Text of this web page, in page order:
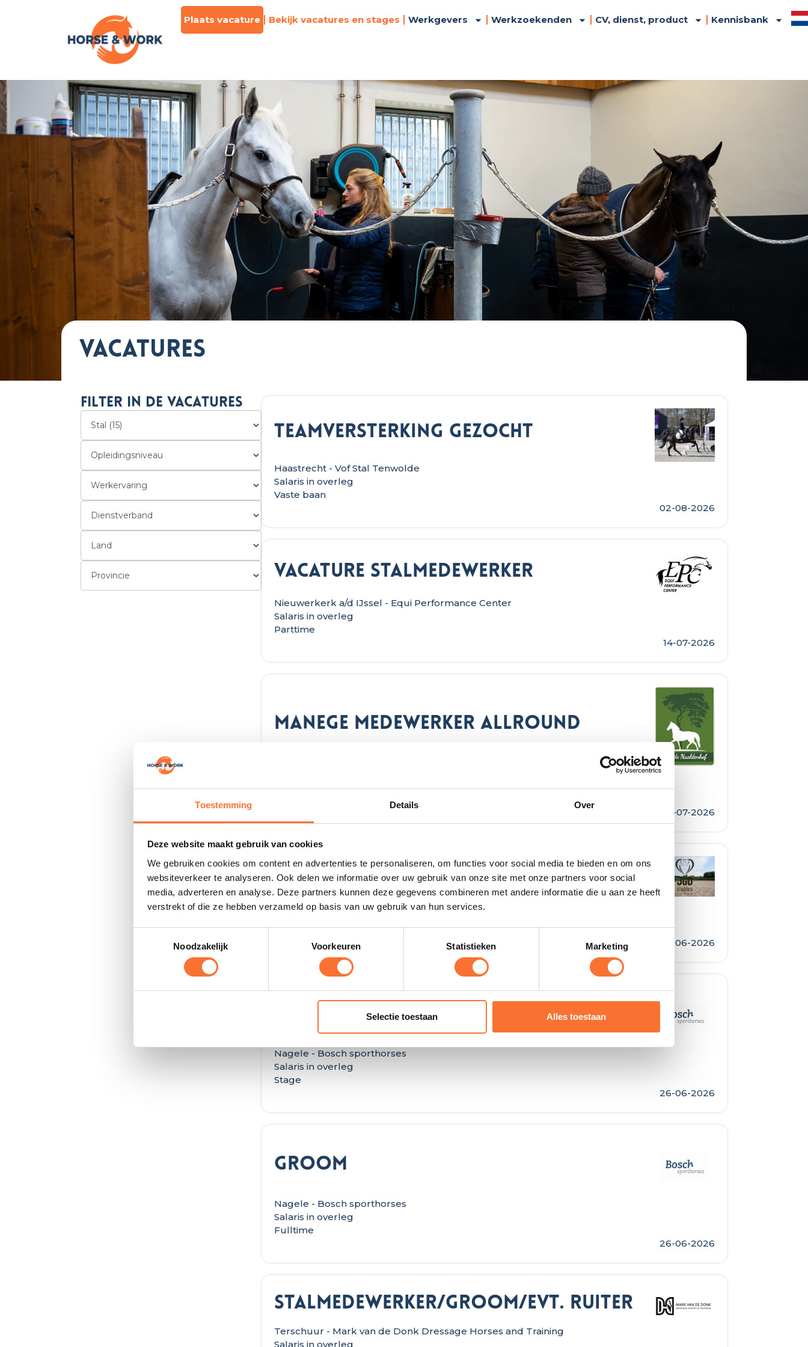
Toestemming Details Over
Deze website maakt gebruik van cookies
We gebruiken cookies om content en advertenties te personaliseren, om functies voor social media te bieden en om ons
websiteverkeer te analyseren. Ook delen we informatie over uw gebruik van onze site met onze partners voor social
media, adverteren en analyse. Deze partners kunnen deze gegevens combineren met andere informatie die u aan ze heeft
verstrekt of die ze hebben verzameld op basis van uw gebruik van hun services.
Noodzakelijk
Voorkeuren Statistieken Marketing
Selectie toestaan Alles toestaan
Plaats vacature Bekijk vacatures en stages Werkgevers Werkzoekenden CV, dienst, product Kennisbank
Vacatures
Filter in de vacatures
Teamversterking gezocht
Haastrecht - Vof Stal Tenwolde
Salaris in overleg
Vaste baan
02-08-2026
Vacature stalmedewerker
Nieuwerkerk a/d IJssel - Equi Performance Center
Salaris in overleg
Parttime
14-07-2026
Manege medewerker allround
Salaris in overleg
07-07-2026
Full time ervaren stalmedewerker
Hardinxveld-Giessendam - JGD Stables
Fulltime
30-06-2026
Nagele - Bosch sporthorses
Salaris in overleg
Stage
26-06-2026
Groom
Nagele - Bosch sporthorses
Salaris in overleg
Fulltime
26-06-2026
Stalmedewerker/groom/evt. ruiter
Terschuur - Mark van de Donk Dressage Horses and Training
Salaris in overleg